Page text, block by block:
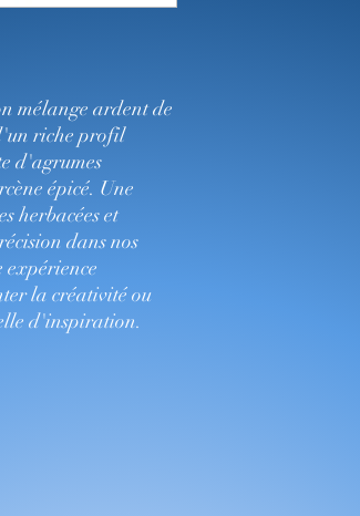
mélange ardent de
riche profil
d'agrumes
épicé. Une
herbacées et
dans nos
la créativité ou
d'inspiration.